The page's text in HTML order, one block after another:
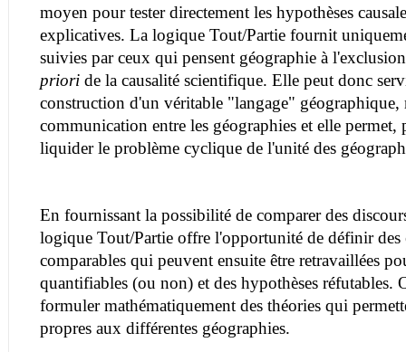
moyen pour tester directement les hypothèses
explicatives. La logique Tout/Partie fournit
suivies par ceux qui pensent géographie à
priori de la causalité scientifique. Elle peut donc
construction d'un véritable "langage" géographique,
communication entre les géographies et elle permet,
liquider le problème cyclique de l'unité des
En fournissant la possibilité de comparer des
logique Tout/Partie offre l'opportunité de définir des
comparables qui peuvent ensuite être retravaillées
quantifiables (ou non) et des hypothèses réfutables.
formuler mathématiquement des théories qui
propres aux différentes géographies.